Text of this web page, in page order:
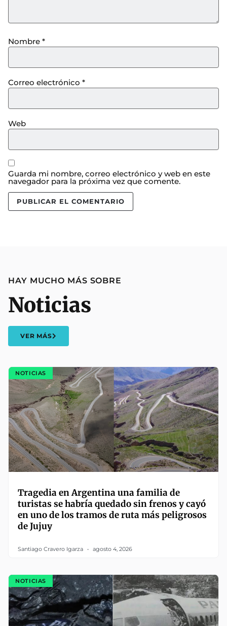
Nombre *
Correo electrónico *
Web
Guarda mi nombre, correo electrónico y web en este
navegador para la próxima vez que comente.
HAY MUCHO MÁS SOBRE
Noticias
VER MÁS
NOTICIAS
Tragedia en Argentina una familia de
turistas se habría quedado sin frenos y cayó
en uno de los tramos de ruta más peligrosos
de Jujuy
Santiago Cravero Igarza agosto 4, 2026
NOTICIAS